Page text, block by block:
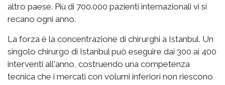
altro paese. Più di 700.000 pazienti internazionali vi si
recano ogni anno.
La forza è la concentrazione di chirurghi a Istanbul. Un
singolo chirurgo di Istanbul può eseguire dai 300 ai 400
interventi all'anno, costruendo una competenza
tecnica che i mercati con volumi inferiori non riescono